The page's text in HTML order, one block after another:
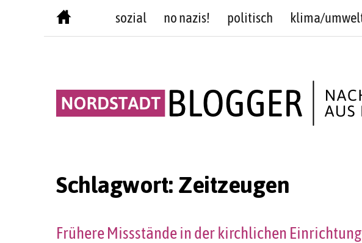
sozial no nazis! politisch klima/
Schlagwort: Zeitzeugen
Frühere Missstände in der kirchlichen